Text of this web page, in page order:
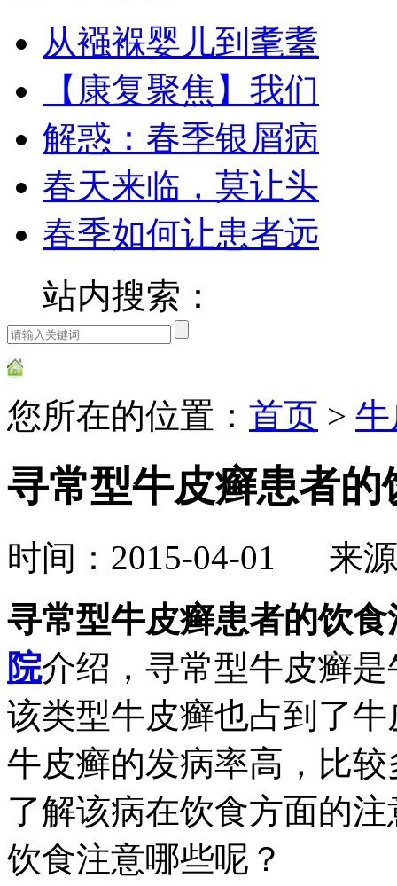
从襁褓婴儿到耄耋
【康复聚焦】我们
解惑：春季银屑病
春天来临，莫让头
春季如何让患者远
站内搜索：
您所在的位置： 首页 >
寻常型牛皮癣患者的
时间：2015-04-01 来
寻常型牛皮癣患者的饮
院介绍，寻常型牛皮癣
该类型牛皮癣也占到了
牛皮癣的发病率高，比
了解该病在饮食方面的
饮食注意哪些呢？